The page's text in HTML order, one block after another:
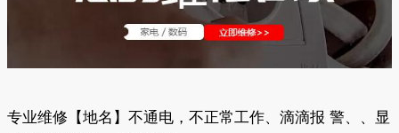
专业维修【地名】不通电，不正常工作、滴滴报 警、、显